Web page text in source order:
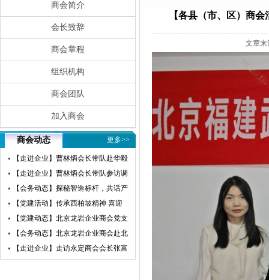
商会简介
会长致辞
商会章程
组织机构
商会团队
加入商会
商会动态 更多>>
【走进企业】曹林炳会长带队赴华毅
瀛飞开展参访交流活动
【走进企业】曹林炳会长带队参访调
研赛微电子
【会务动态】探秘智造标杆，共话产
业未来——北京龙岩企业商会走进小
米汽车超级工厂参访交流
【党建活动】传承西柏坡精神 喜迎
建党105周年——北京龙岩企业商会
党支部赴西柏坡开展红色教育主题党
日活动
【党建动态】北京龙岩企业商会党支
部荣获“先进基层党组织”荣誉称号
【会务动态】北京龙岩企业商会赴北
京莆田企业商会开展交流互鉴活动
【走进企业】走访永定商会会长张富
【各县（市、区）商
文章